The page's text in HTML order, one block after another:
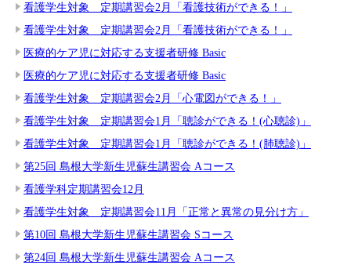
看護学生対象 定期講習会2月「看護技術ができる！」
看護学生対象 定期講習会2月「看護技術ができる！」
医療的ケア児に対応する支援者研修 Basic
医療的ケア児に対応する支援者研修 Basic
看護学生対象 定期講習会2月「心電図ができる！」
看護学生対象 定期講習会1月「聴診ができる！(心聴診)」
看護学生対象 定期講習会1月「聴診ができる！(肺聴診)」
第25回 島根大学新生児蘇生講習会 Aコース
看護学科定期講習会12月
看護学生対象 定期講習会11月「正常と異常の見分け方」
第10回 島根大学新生児蘇生講習会 Sコース
第24回 島根大学新生児蘇生講習会 Aコース